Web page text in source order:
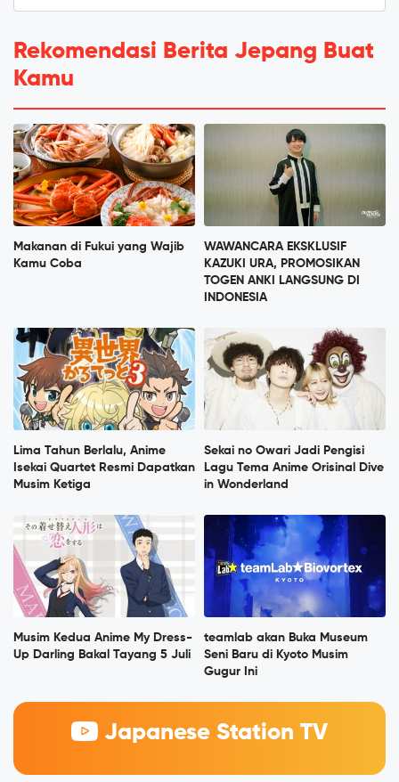
Rekomendasi Berita Jepang Buat
Kamu
Makanan di Fukui yang Wajib
Kamu Coba
WAWANCARA EKSKLUSIF
KAZUKI URA, PROMOSIKAN
TOGEN ANKI LANGSUNG DI
INDONESIA
Lima Tahun Berlalu, Anime
Isekai Quartet Resmi Dapatkan
Musim Ketiga
Sekai no Owari Jadi Pengisi
Lagu Tema Anime Orisinal Dive
in Wonderland
Musim Kedua Anime My Dress-
Up Darling Bakal Tayang 5 Juli
teamlab akan Buka Museum
Seni Baru di Kyoto Musim
Gugur Ini
Japanese Station TV